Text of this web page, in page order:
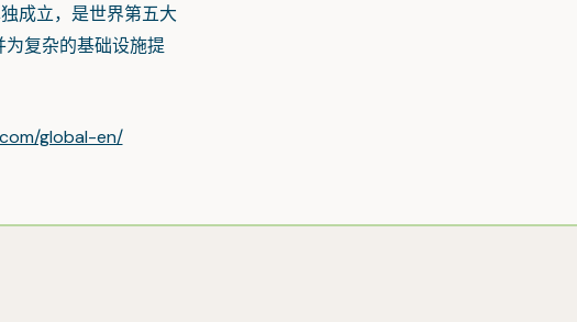
成立，是世界第五大
复杂的基础设施提
global-en/